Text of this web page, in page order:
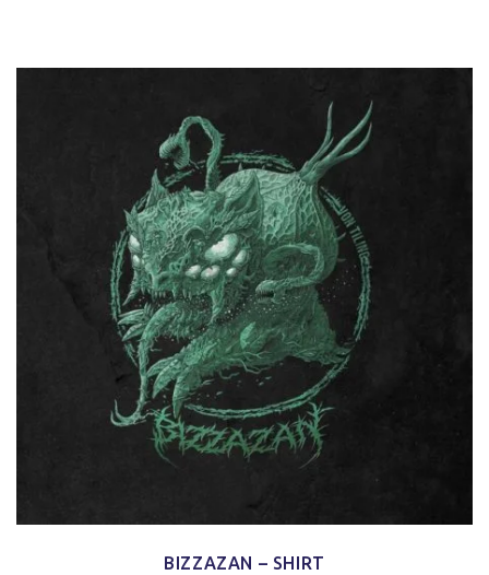
BIZZAZAN – SHIRT